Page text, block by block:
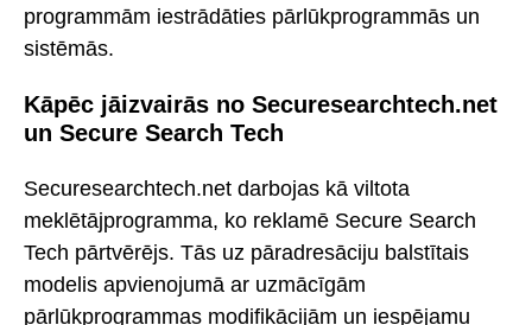
programmām iestrādāties pārlūkprogrammās un
sistēmās.
Kāpēc jāizvairās no Securesearchtech.net
un Secure Search Tech
Securesearchtech.net darbojas kā viltota
meklētājprogramma, ko reklamē Secure Search
Tech pārtvērējs. Tās uz pāradresāciju balstītais
modelis apvienojumā ar uzmācīgām
pārlūkprogrammas modifikācijām un iespējamu